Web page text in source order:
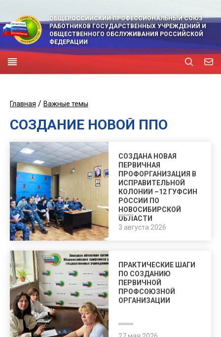
ОБЩЕРОССИЙСКИЙ ПРОФЕССИОНАЛЬНЫЙ СОЮЗ
РАБОТНИКОВ ГОСУДАРСТВЕННЫХ УЧРЕЖДЕНИЙ И
ОБЩЕСТВЕННОГО ОБСЛУЖИВАНИЯ РОССИЙСКОЙ
ФЕДЕРАЦИИ
Главная / Важные темы
СОЗДАНИЕ НОВОЙ ППО
СОЗДАНА НОВАЯ
ПЕРВИЧНАЯ
ПРОФОРГАНИЗАЦИЯ В
ИСПРАВИТЕЛЬНОЙ
КОЛОНИИ –12 ГУФСИН
РОССИИ ПО
НОВОСИБИРСКОЙ
ОБЛАСТИ
3 августа 2026
ПРАКТИЧЕСКИЕ ШАГИ
ПО СОЗДАНИЮ
ПЕРВИЧНОЙ
ПРОФСОЮЗНОЙ
ОРГАНИЗАЦИИ